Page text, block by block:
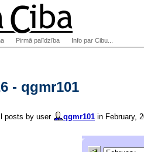
- qgmr101
posts by user
qgmr101 in February,
Pirmā palīdzība Info par Cibu...